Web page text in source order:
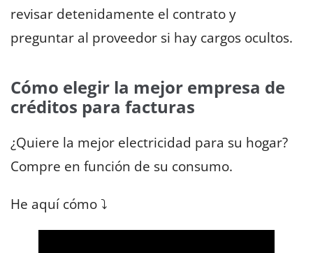
revisar detenidamente el contrato y
preguntar al proveedor si hay cargos ocultos.
Cómo elegir la mejor empresa de
créditos para facturas
¿Quiere la mejor electricidad para su hogar?
Compre en función de su consumo.
He aquí cómo ⤵️